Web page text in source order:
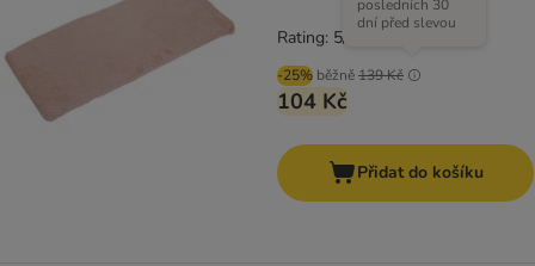
-25% běžně139 Kč
posledních 30
dní před slevou
104 Kč
Rating: 5/5
Přidat do košíku